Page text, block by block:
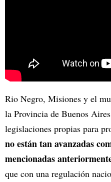
Rio Negro, Misiones y el
la Provincia de Buenos
legislaciones propias para
no están tan avanzadas
mencionadas
que con una regulación